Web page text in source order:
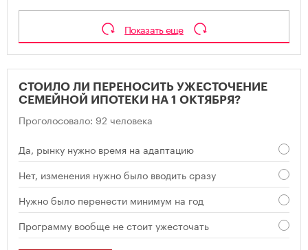
Показать еще
СТОИЛО ЛИ ПЕРЕНОСИТЬ УЖЕСТОЧЕНИЕ
СЕМЕЙНОЙ ИПОТЕКИ НА 1 ОКТЯБРЯ?
Проголосовало: 92 человека
Да, рынку нужно время на адаптацию
Нет, изменения нужно было вводить сразу
Нужно было перенести минимум на год
Программу вообще не стоит ужесточать